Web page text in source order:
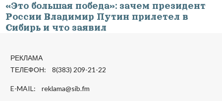
«Это большая победа»: зачем президент
России Владимир Путин прилетел в
Сибирь и что заявил
РЕКЛАМА
ТЕЛЕФОН: 8(383) 209-21-22
E-MAIL: reklama@sib.fm